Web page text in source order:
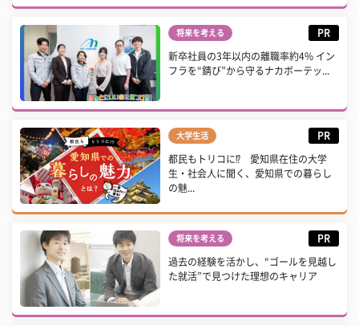
将来を考える PR
新卒社員の3年以内の離職率約4% イン
フラを“錆び”から守るナカボーテッ...
大学生活 PR
都民もトリコに⁉ 愛知県在住の大学
生・社会人に聞く、愛知県での暮らし
の魅...
将来を考える PR
過去の経験を活かし、“ゴールを見越し
た就活”で見つけた理想のキャリア